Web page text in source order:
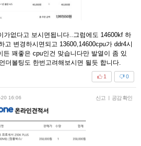
가없다고 보시면됩니다..그럼에도 14600kf 하
고 변경하시면되고 13600,14600cpu가 ddr4시
든 꽤좋은 cpu인건 맞습니다만 발열이 좀 있
더볼팅도 한번고려해보시면 될듯 합니다.
0
1
20 16:06 신고 | 공감 확인